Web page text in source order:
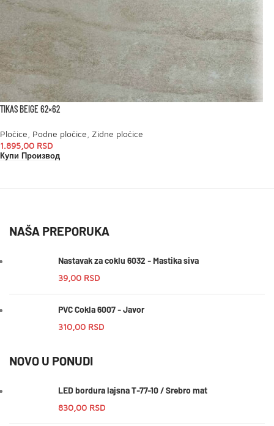
TIKAS BEIGE 62×62
Pločice Podne pločice Zidne pločice
1.895,00 RSD
Купи Производ
NAŠA PREPORUKA
Nastavak za coklu 6032 - Mastika siva
39,00 RSD
PVC Cokla 6007 - Javor
310,00 RSD
NOVO U PONUDI
LED bordura lajsna T-77-10 / Srebro mat
830,00 RSD